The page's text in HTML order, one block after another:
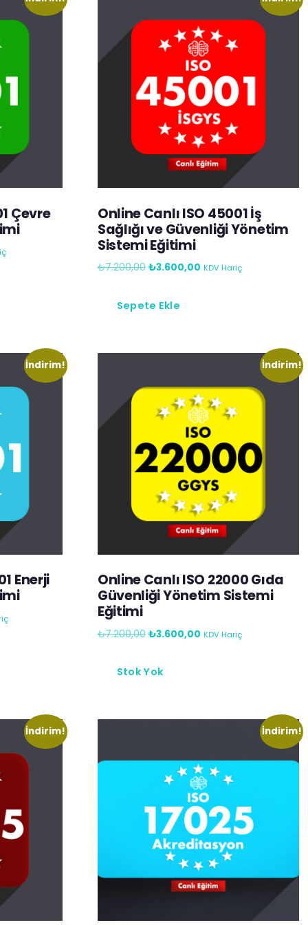
Çevre
Online Canlı ISO 45001 İş
Sağlığı ve Güvenliği Yönetim
Sistemi Eğitimi
₺7.200,00 ₺3.600,00 KDV Hariç
Sepete Ekle
İndirim!
Enerji
İndirim!
Online Canlı ISO 22000 Gıda
Güvenliği Yönetim Sistemi
Eğitimi
₺7.200,00 ₺3.600,00 KDV Hariç
Stok Yok
İndirim! İndirim!